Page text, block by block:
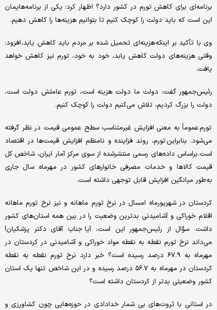
برنامه‌ای برای کاهش تورم در کشور دارد؟ اظهار کرد: یکی از برنامه‌هایمان
این است که باید دولت را کوچک کنیم تا بتوانیم هزینه‌ها را کاهش دهیم.
وی با تأکید بر اینکه هزینه‌ای تحمیل شده بر مردم باید کاهش یابد، افزود:
وقتی هزینه‌های دولت کاهش یابد، خود به خود، تورم نیز کاهش خواهد
یافت.
رئیس‌جمهور گفت: دولت ما دولت هزینه است، تورم عاملش دولت است،
دولت را بزرگ کردیم، تلاش می‌کنیم دولت را کوچک کنیم.
تورم عموماً به معنی افزایش غیرمتناسب سطح عمومی قیمت در نظر گرفته
می‌شود. بنابراین تورم، روند فزاینده و نامنظم افزایش قیمت‌ها در اقتصاد
است. براساس داده‌های رسمی منتشرشده از سوی مرکز آمار ایران، شاخص کل
قیمت کالاها و خدمات مصرفی خانوارهای کشور در مهرماه سال جاری
به‌طور میانگین افزایش قابل توجهی داشته است.
کردستان در شهریورماه امسال در نرخ تورم ماهانه و نیز نرخ تورم ماهانه
اقلام خوراکی و آشامیدنی بدترین وضعیت را در بین همه استان‌های کشور
داشت. سؤال از رئیس‌جمهور این است، آیا جناب آقای دکتر پزشکیان!
می‌داند نرخ تورم نقطه به نقطه مواد خوراکی و آشامیدنی در کردستان در
مهرماه به ۶۷.۹ درصد رسیده است؟ خبر دارد نرخ تورم نقطه به نقطه
کردستان در مهرماه به ۵۶.۷ درصد رسیده و در این شاخص تنها یک استان
کشور وضعیتی بدتر از کردستان داشته است؟
در استانی با ثروت‌های بی شمار خدادادی در حوزه‌هایی چون کشاورزی و